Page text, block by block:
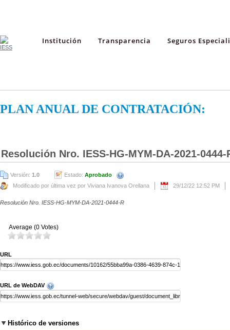
Institución Transparencia Seguros
PLAN ANUAL DE CONTRATACIÓN:
Resolución Nro. IESS-HG-MYM-DA-2021-0444-
Versión: 1.0 Estado: Aprobado
Modificado por última vez por Viviana Ivanova Orellana
29/12/22 12:52 PM
Resolución Nro. IESS-HG-MYM-DA-2021-0444-R
Average (0 Votes)
URL
URL de WebDAV
Histórico de versiones